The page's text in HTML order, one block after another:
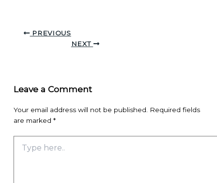
PREVIOUS
NEXT
Leave a Comment
Your email address will not be published. Required fields
are marked *
here..